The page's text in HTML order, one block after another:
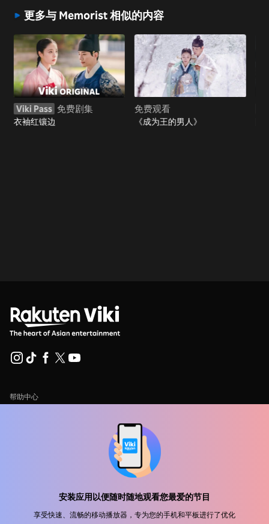
安装应用以便随时随地观看您最爱的节目
享受快速、流畅的移动播放器，专为您的手机和平板进行了优化
更多与 Memorist 相似的内容
Viki Pass 免费剧集
衣袖红镶边
免费观看
《成为王的男人》
帮助中心
使用条款